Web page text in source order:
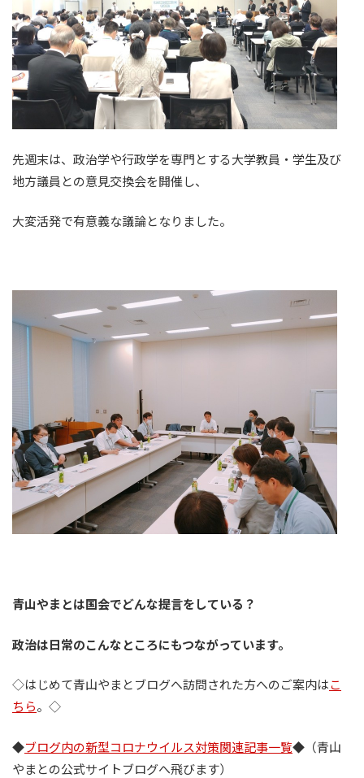
先週末は、政治学や行政学を専門とする大学教員・学生及び
地方議員との意見交換会を開催し、
大変活発で有意義な議論となりました。
青山やまとは国会でどんな提言をしている？
政治は日常のこんなところにもつながっています。
◇はじめて青山やまとブログへ訪問された方へのご案内はこ
ちら。◇
◆ブログ内の新型コロナウイルス対策関連記事一覧◆（青山
やまとの公式サイトブログへ飛びます）